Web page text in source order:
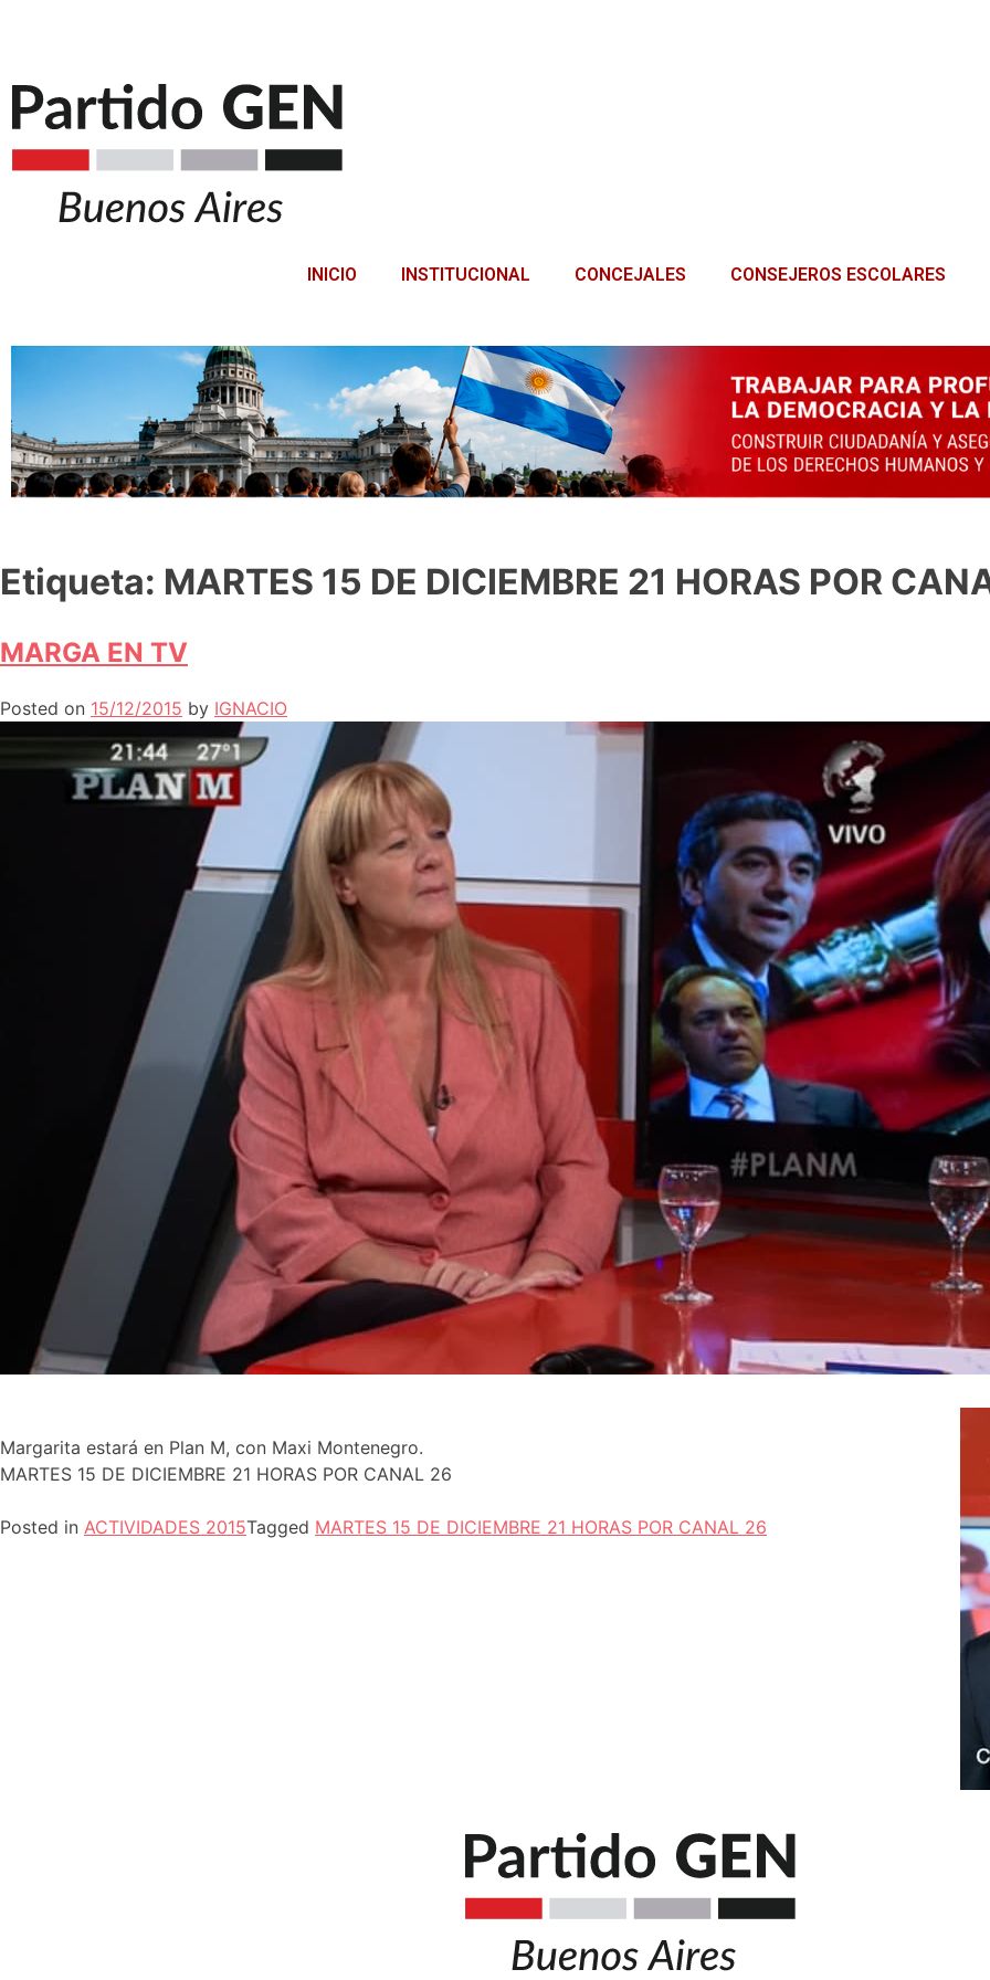
INICIO INSTITUCIONAL CONCEJALES CONSEJEROS ESCOLARES
Etiqueta: MARTES 15 DE DICIEMBRE 21 HORAS POR
MARGA EN TV
Posted on 15/12/2015 by IGNACIO
Margarita estará en Plan M, con Maxi Montenegro.
MARTES 15 DE DICIEMBRE 21 HORAS POR CANAL 26
Posted in ACTIVIDADES 2015Tagged MARTES 15 DE DICIEMBRE 21 HORAS POR CANAL 26